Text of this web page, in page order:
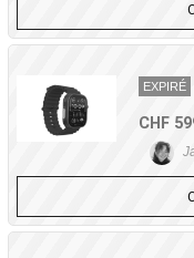
EXPIRÉ
CHF